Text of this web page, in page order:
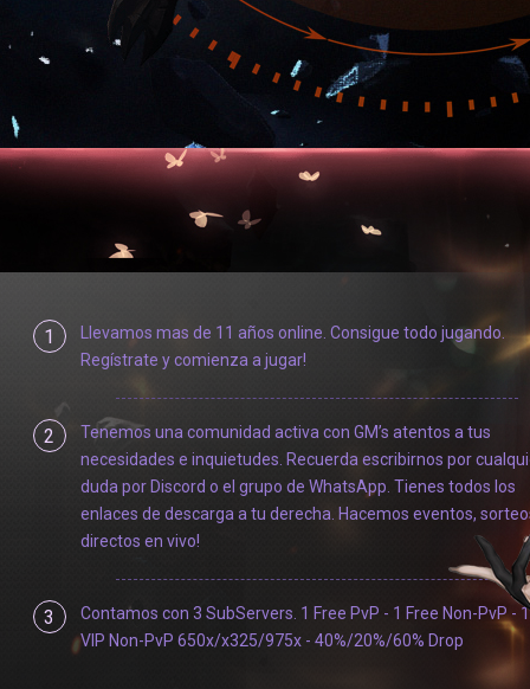
1
Llevamos mas de 11 años online. Consigue todo jugando.
Regístrate y comienza a jugar!
2
Tenemos una comunidad activa con GM’s atentos a tus
necesidades e inquietudes. Recuerda escribirnos por
duda por Discord o el grupo de WhatsApp. Tienes todos los
enlaces de descarga a tu derecha. Hacemos eventos,
directos en vivo!
3
Contamos con 3 SubServers. 1 Free PvP - 1 Free Non-PvP - 1
VIP Non-PvP 650x/x325/975x - 40%/20%/60% Drop